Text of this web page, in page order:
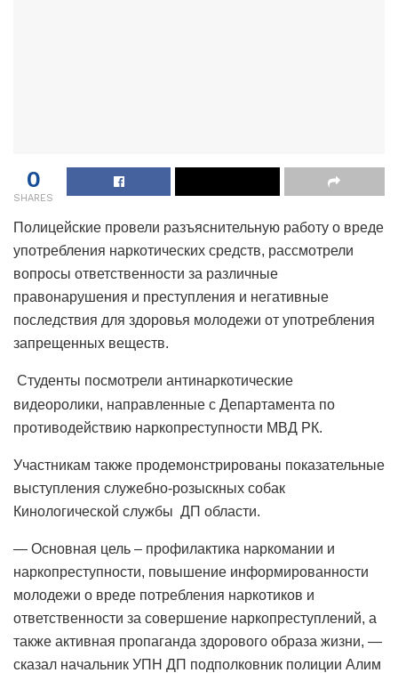
0
SHARES
Полицейские провели разъяснительную работу о вреде
употребления наркотических средств, рассмотрели
вопросы ответственности за различные
правонарушения и преступления и негативные
последствия для здоровья молодежи от употребления
запрещенных веществ.
Студенты посмотрели антинаркотические
видеоролики, направленные с Департамента по
противодействию наркопреступности МВД РК.
Участникам также продемонстрированы показательные
выступления служебно-розыскных собак
Кинологической службы ДП области.
— Основная цель – профилактика наркомании и
наркопреступности, повышение информированности
молодежи о вреде потребления наркотиков и
ответственности за совершение наркопреступлений, а
также активная пропаганда здорового образа жизни, —
сказал начальник УПН ДП подполковник полиции Алим